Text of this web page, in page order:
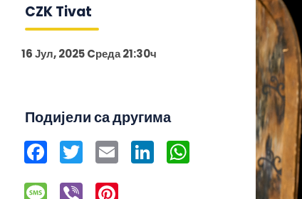
CZK Tivat
16 Јул, 2025 Cреда 21:30ч
Подијели са другима
Facebook
Twitter Email LinkedIn
MessageViber